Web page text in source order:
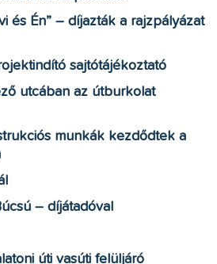
és Én” – díjazták a rajzpályázat
sajtótájékoztató
utcában az útburkolat
munkák kezdődtek a
– díjátadóval
úti vasúti felüljáró